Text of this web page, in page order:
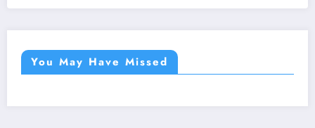
You May Have Missed